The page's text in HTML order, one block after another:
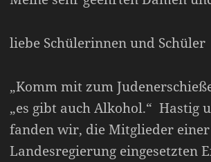
liebe Schülerinnen und Schüler
„Komm mit zum
„es gibt auch Alkohol.“ Hastig
fanden wir, die Mitglieder
Landesregierung eingesetzten